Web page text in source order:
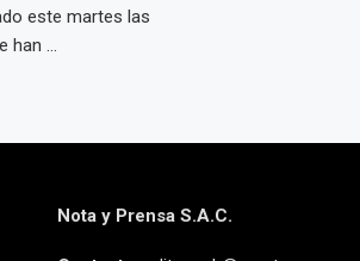
este martes las
han ...
Nota y Prensa S.A.C.